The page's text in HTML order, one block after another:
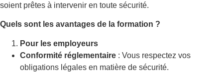
soient prêtes à intervenir en toute sécurité.
Quels sont les avantages de la formation ?
Pour les employeurs
Conformité réglementaire : Vous respectez vos
obligations légales en matière de sécurité.